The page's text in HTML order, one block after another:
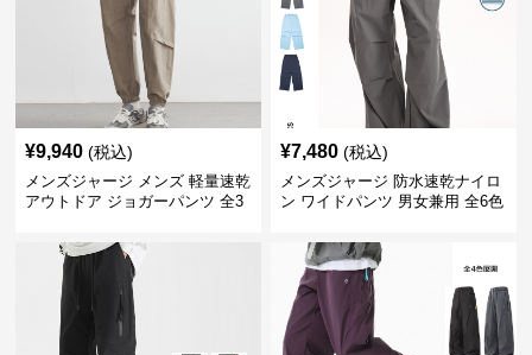
¥9,940 (税込)
メンズジャージ メンズ 軽量速乾
アウトドア ジョガーパンツ 全3
¥7,480 (税込)
メンズジャージ 防水速乾ナイロ
ン ワイドパンツ 男女兼用 全6色